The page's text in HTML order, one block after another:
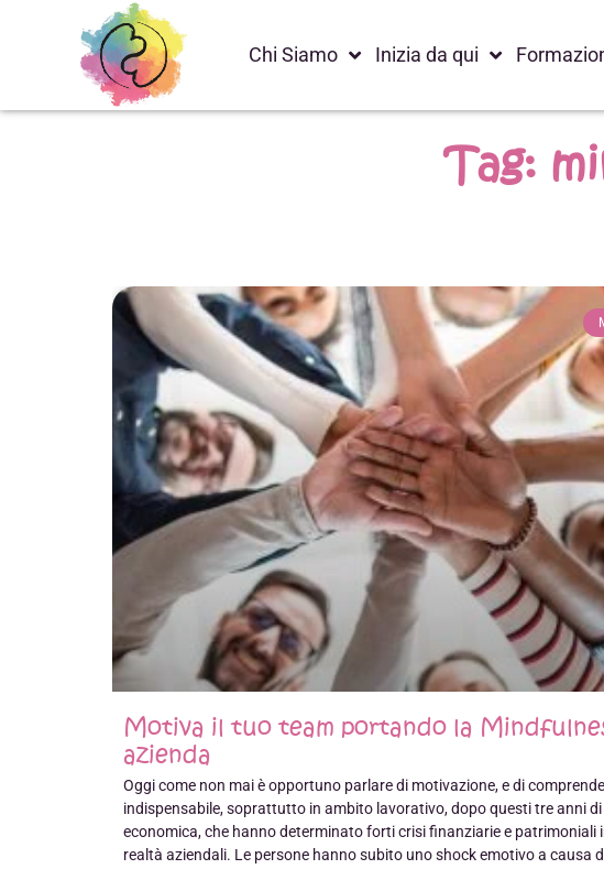
Chi Siamo Inizia da qui
Tag:
Motiva il tuo team portando la
azienda
Oggi come non mai è opportuno parlare di motivazione, e di
indispensabile, soprattutto in ambito lavorativo, dopo questi tre anni
economica, che hanno determinato forti crisi finanziarie e patrimoniali
realtà aziendali. Le persone hanno subito uno shock emotivo a causa